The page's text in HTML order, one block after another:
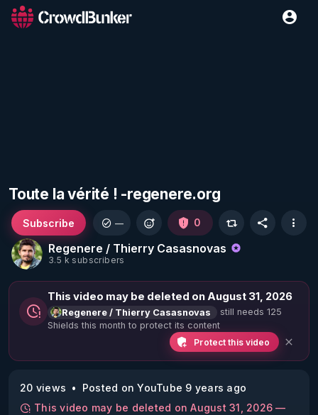
Toute la vérité ! -regenere.org
Regenere / Thierry Casasnovas
3.5 k subscribers
Subscribe — 0
This video may be deleted on August 31, 2026
Regenere / Thierry Casasnovas
still needs 125
Shields this month to protect its content
Protect this video
20 views
Posted on YouTube 9 years ago
This video may be deleted on August 31, 2026 —